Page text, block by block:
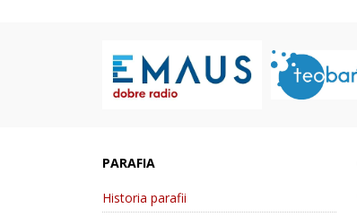
PARAFIA
Historia parafii